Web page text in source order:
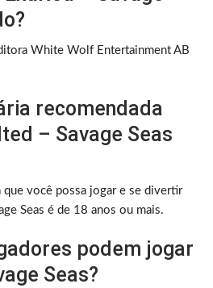
White Wolf Entertainment AB
recomendada
– Savage Seas
que você possa jogar e se divertir
Seas é de 18 anos ou mais.
podem jogar
Seas?